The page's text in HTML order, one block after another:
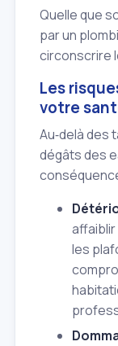
Quelle que
par un
circonscrire
Les
votre
Au‑delà des
dégâts des
les